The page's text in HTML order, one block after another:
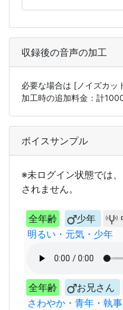
収録後の音声の加工
必要な場合は [ノイズカッ
加工時の追加料金：計
ボイスサンプル
※未ログイン状態では
されません。
全年齢 少年
明るい・元気・少年
全年齢 お兄さん
さわやか・青年・執事